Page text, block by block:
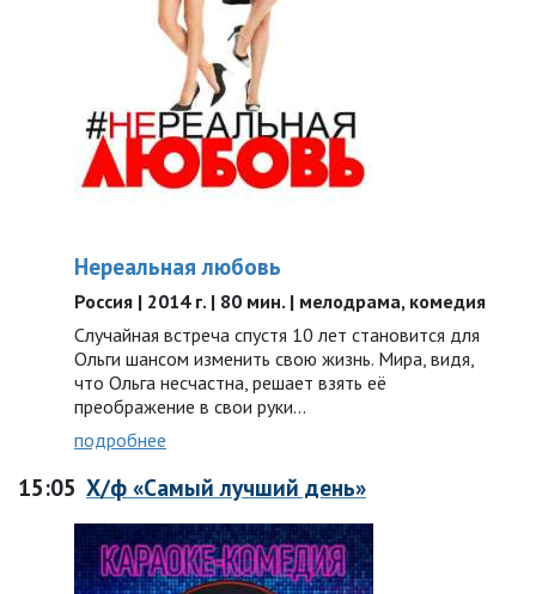
Нереальная любовь
Россия | 2014 г. | 80 мин. | мелодрама, комедия
Случайная встреча спустя 10 лет становится для
Ольги шансом изменить свою жизнь. Мира, видя,
что Ольга несчастна, решает взять её
преображение в свои руки...
подробнее
15:05 Х/ф «Самый лучший день»